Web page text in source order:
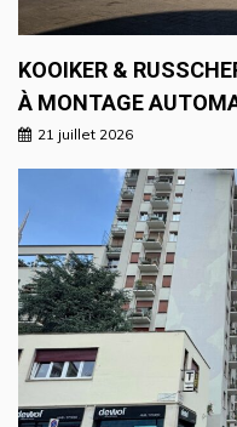
KOOIKER &
À MONTAGE
21 juillet 2026